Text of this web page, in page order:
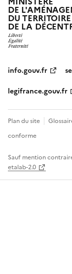
DE
DU
DE LA
info.gouv.fr
legifrance.gouv.fr
Plan du site
conforme
Sauf mention
etalab-2.0